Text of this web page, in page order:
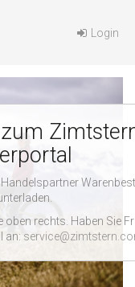
Login
oben rechts. Haben Sie
an: